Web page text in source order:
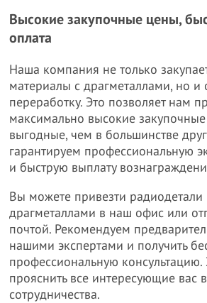
Высокие закупочные цены,
оплата
Наша компания не только
материалы с драгметаллами, но и
переработку. Это позволяет нам
максимально высокие
выгодные, чем в большинстве
гарантируем профессиональную
и быструю выплату
Вы можете привезти
драгметаллами в наш офис или
почтой. Рекомендуем
нашими экспертами и получить
профессиональную консультацию.
прояснить все интересующие вас
сотрудничества.